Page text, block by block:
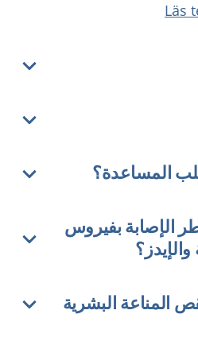
Läs
المساعدة؟
الإصابة بفيروس
المناعة البشرية